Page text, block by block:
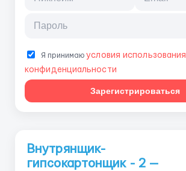
Я принимаюусловия использования
конфиденциальности
Зарегистрироваться
Внутрянщик-
гипсокартонщик - 2 —